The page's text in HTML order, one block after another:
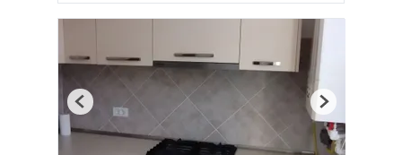
Previous Next